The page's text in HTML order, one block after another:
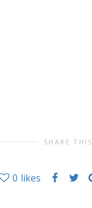
SHARE THIS
0 likes